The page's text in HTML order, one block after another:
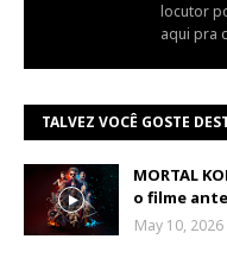
locutor
aqui pra
TALVEZ VOCÊ GOSTE
MORTAL
o filme
May 10, 2026